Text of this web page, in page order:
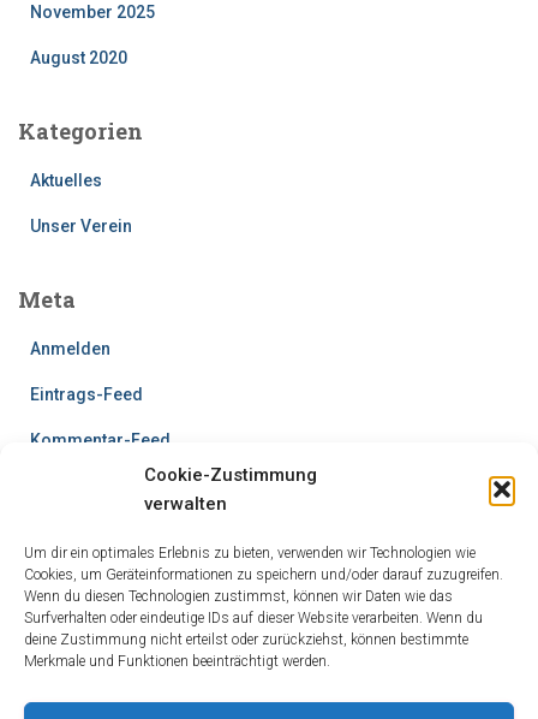
Cookie-Zustimmung
verwalten
Um dir ein optimales Erlebnis zu bieten, verwenden wir Technologien wie
Cookies, um Geräteinformationen zu speichern und/oder darauf zuzugreifen.
Wenn du diesen Technologien zustimmst, können wir Daten wie das
Surfverhalten oder eindeutige IDs auf dieser Website verarbeiten. Wenn du
deine Zustimmung nicht erteilst oder zurückziehst, können bestimmte
Merkmale und Funktionen beeinträchtigt werden.
November 2025
August 2020
Kategorien
Aktuelles
Unser Verein
Meta
Anmelden
Eintrags-Feed
Kommentar-Feed
WordPress.org